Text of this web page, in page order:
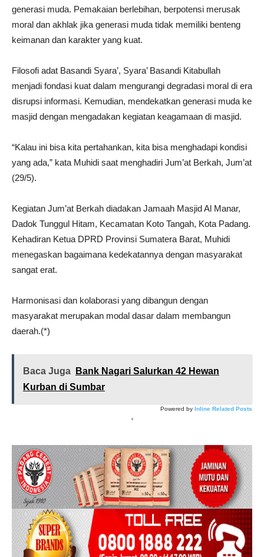
generasi muda. Pemakaian berlebihan, berpotensi merusak
moral dan akhlak jika generasi muda tidak memiliki benteng
keimanan dan karakter yang kuat.
Filosofi adat Basandi Syara’, Syara’ Basandi Kitabullah
menjadi fondasi kuat dalam mengurangi degradasi moral di era
disrupsi informasi. Kemudian, mendekatkan generasi muda ke
masjid dengan mengadakan kegiatan keagamaan di masjid.
“Kalau ini bisa kita pertahankan, kita bisa menghadapi kondisi
yang ada,” kata Muhidi saat menghadiri Jum’at Berkah, Jum’at
(29/5).
Kegiatan Jum’at Berkah diadakan Jamaah Masjid Al Manar,
Dadok Tunggul Hitam, Kecamatan Koto Tangah, Kota Padang.
Kehadiran Ketua DPRD Provinsi Sumatera Barat, Muhidi
menegaskan bagaimana kedekatannya dengan masyarakat
sangat erat.
Harmonisasi dan kolaborasi yang dibangun dengan
masyarakat merupakan modal dasar dalam membangun
daerah.(*)
Baca Juga
Bank Nagari Salurkan 42 Hewan
Kurban di Sumbar
Powered by Inline Related Posts
*